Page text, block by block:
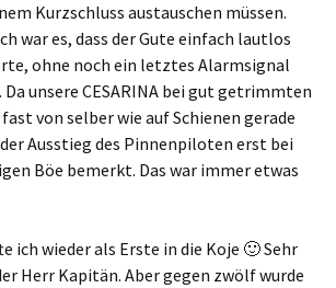
Kurzschluss austauschen müssen.
war es, dass der Gute einfach lautlos
ohne noch ein letztes Alarmsignal
Da unsere CESARINA bei gut getrimmten
von selber wie auf Schienen gerade
Ausstieg des Pinnenpiloten erst bei
Böe bemerkt. Das war immer etwas
ich wieder als Erste in die Koje 🙂 Sehr
Herr Kapitän. Aber gegen zwölf wurde